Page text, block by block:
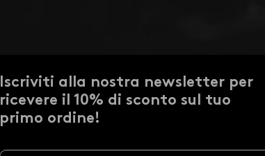
Iscriviti alla nostra newsletter per
ricevere il 10% di sconto sul tuo
primo ordine!